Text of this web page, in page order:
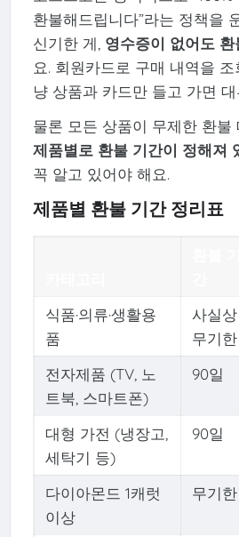
환불해드립니다”라는 정책을
신기한 게, 영수증이 없어도 환
요. 회원카드로 구매 내역을
냥 상품과 카드만 들고 가면
물론 모든 상품이 무제한 환불
제품별로 환불 기간이 정해져
꼭 알고 있어야 해요.
제품별 환불 기간 정리표
식품·의류·생활용
품
사실상
무기한
전자제품 (TV, 노
트북, 스마트폰)
90일
대형 가전 (냉장고,
세탁기 등)
90일
다이아몬드 1캐럿
이상
무기한